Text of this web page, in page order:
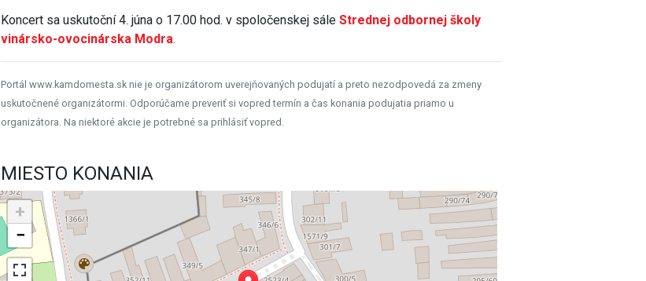
Koncert sa uskutoční 4. júna o 17.00 hod. v spoločenskej sáleStrednej odbornej školy
vinársko-ovocinárska Modra.
Portál www.kamdomesta.sk nie je organizátorom uverejňovaných podujatí a preto nezodpovedá za zmeny
uskutočnené organizátormi. Odporúčame preveriť si vopred termín a čas konania podujatia priamo u
organizátora. Na niektoré akcie je potrebné sa prihlásiť vopred.
MIESTO KONANIA
+
−